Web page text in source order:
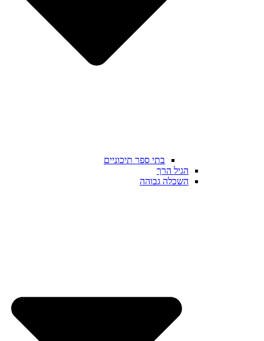
בתי ספר תיכוניים
הגיל הרך
השכלה גבוהה